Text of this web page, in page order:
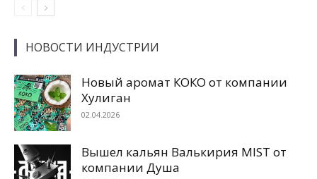
НОВОСТИ ИНДУСТРИИ
Новый аромат КОКО от компании
Хулиган
02.04.2026
Вышел кальян Валькирия MIST от
компании Душа